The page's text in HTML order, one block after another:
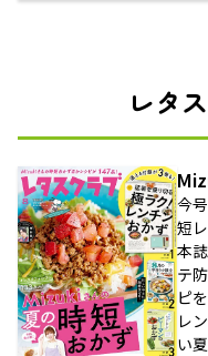
レタ
今
短
本
テ
ピ
レ
い